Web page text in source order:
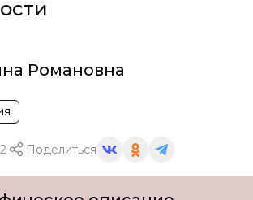
Романовна
Поделиться